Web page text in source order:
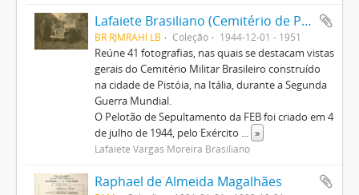
Lafaiete Brasiliano (Cemitério de Pistoia)
BR RJMRAHI LB Coleção 1944-12-01 - 1951
Reúne 41 fotografias, nas quais se destacam vistas
gerais do Cemitério Militar Brasileiro construído
na cidade de Pistóia, na Itália, durante a Segunda
Guerra Mundial.
O Pelotão de Sepultamento da FEB foi criado em 4
de julho de 1944, pelo Exército ... »
Lafaiete Vargas Moreira Brasiliano
Raphael de Almeida Magalhães